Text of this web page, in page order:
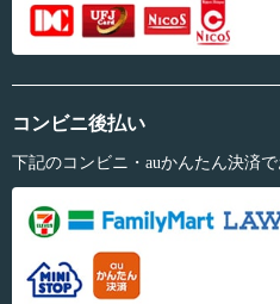
コンビニ後払い
下記のコンビニ・auかんたん決済